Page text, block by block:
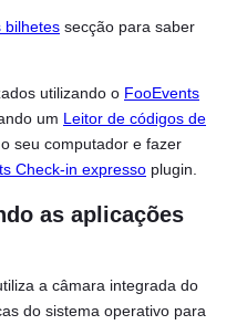
French
Czech
Greek
bilhetes secção para saber
utilizando o FooEvents
um Leitor de códigos de
seu computador e fazer
Check-in expresso plugin.
as aplicações
a câmara integrada do
do sistema operativo para